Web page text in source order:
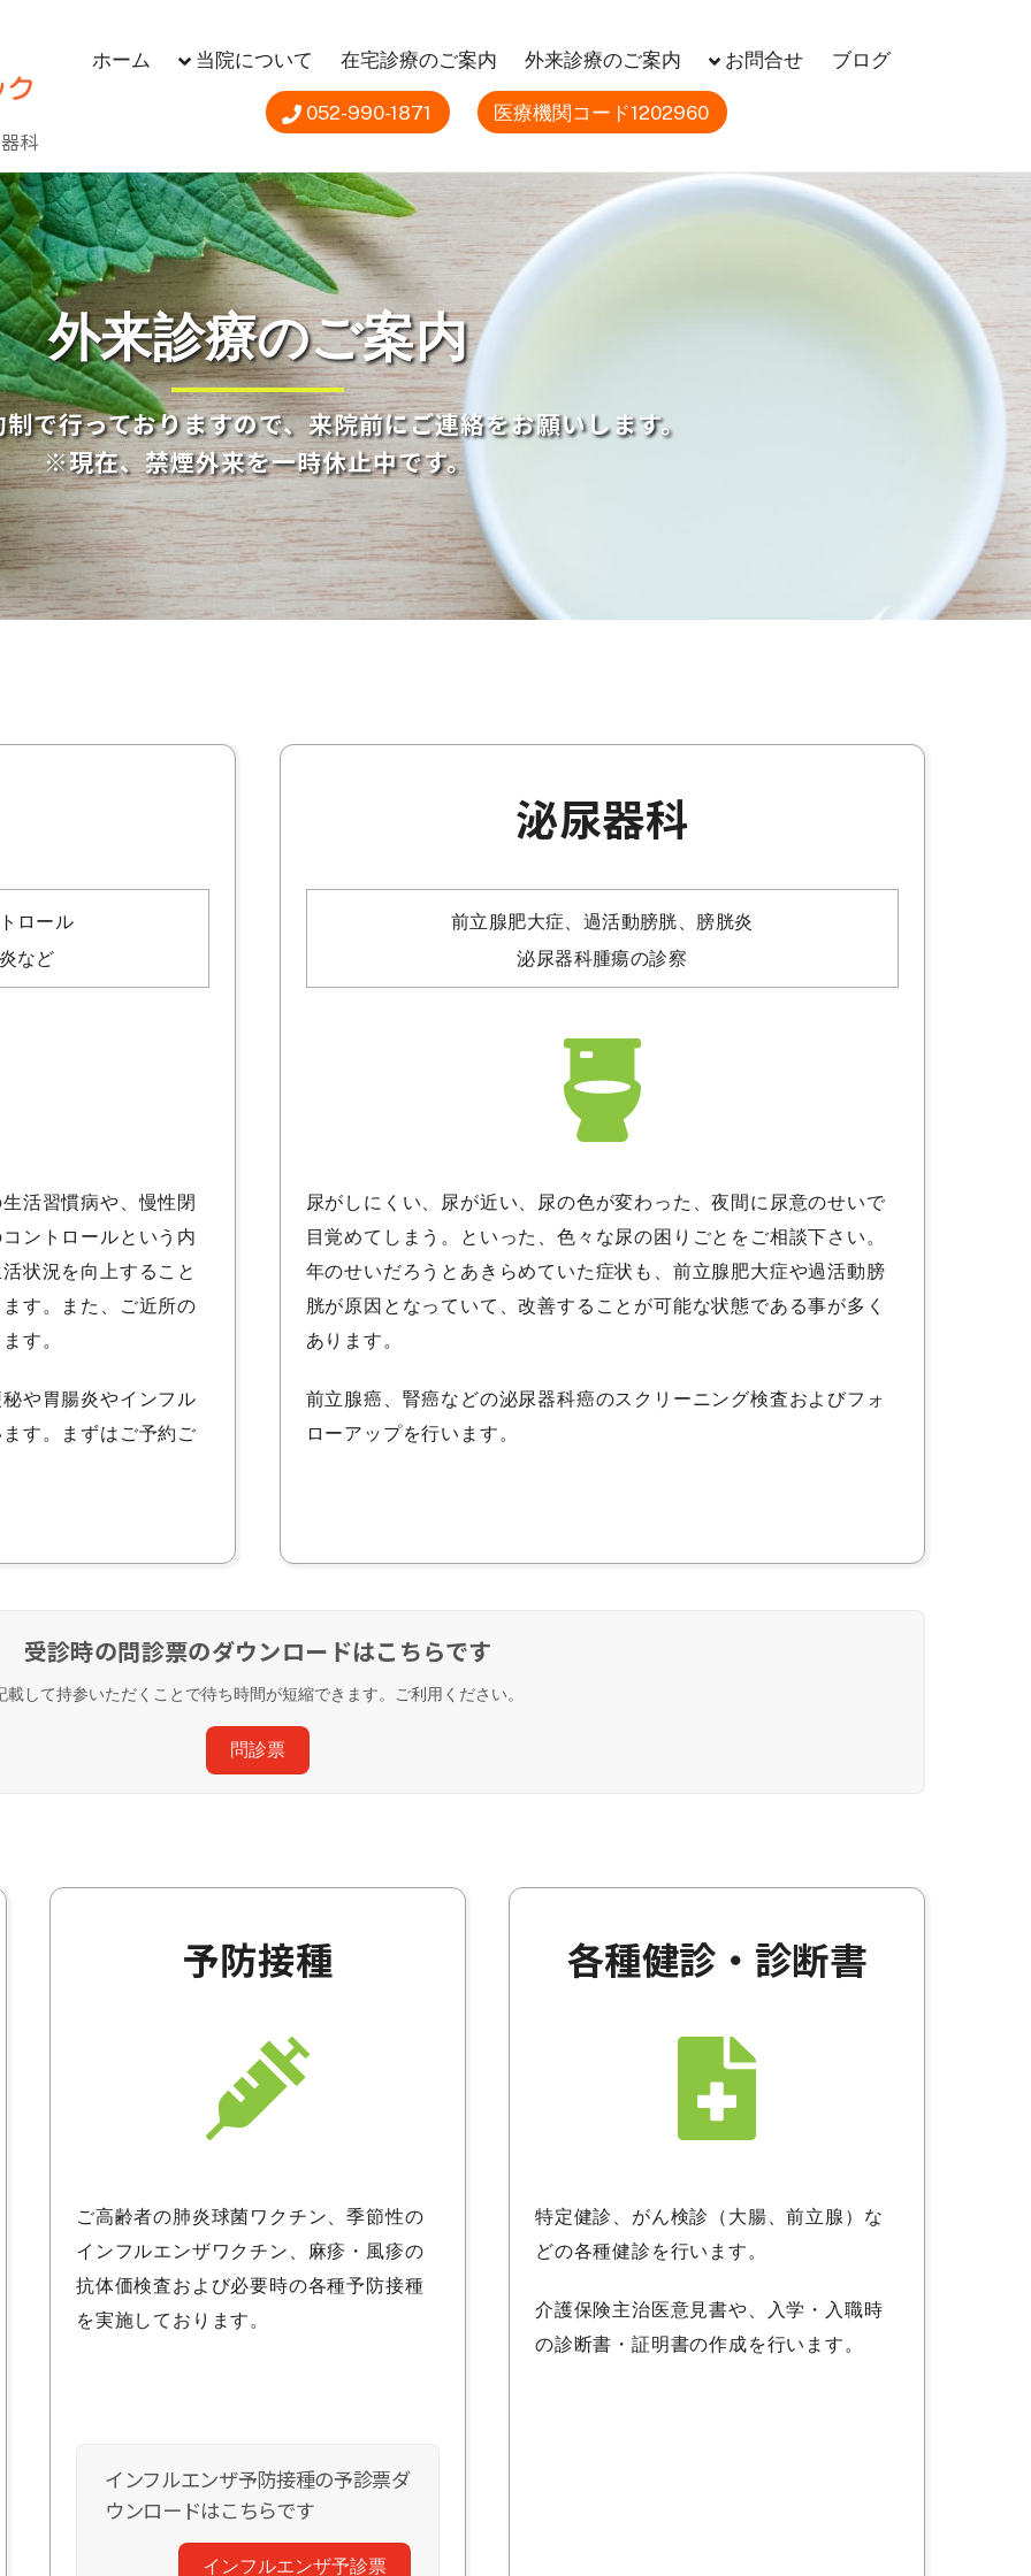
科
ホーム 当院について 在宅診療のご案内 外来診療のご案内 お問合せ ブログ
052-990-1871 医療機関コード1202960
外来診療のご案内
で行っておりますので、来院前にご連絡をお願いします。
※現在、禁煙外来を一時休止中です。
ロール
など
活習慣病や、慢性閉
ントロールという内
状況を向上すること
す。また、ご近所の
す。
や胃腸炎やインフル
す。まずはご予約ご
泌尿器科
前立腺肥大症、過活動膀胱、膀胱炎
泌尿器科腫瘍の診察
尿がしにくい、尿が近い、尿の色が変わった、夜間に尿意のせいで
目覚めてしまう。といった、色々な尿の困りごとをご相談下さい。
年のせいだろうとあきらめていた症状も、前立腺肥大症や過活動膀
胱が原因となっていて、改善することが可能な状態である事が多く
あります。
前立腺癌、腎癌などの泌尿器科癌のスクリーニング検査およびフォ
ローアップを行います。
受診時の問診票のダウンロードはこちらです
載して持参いただくことで待ち時間が短縮できます。ご利用ください。
問診票
予防接種
ご高齢者の肺炎球菌ワクチン、季節性の
インフルエンザワクチン、麻疹・風疹の
抗体価検査および必要時の各種予防接種
を実施しております。
インフルエンザ予防接種の予診票ダ
ウンロードはこちらです
インフルエンザ予診票
各種健診・診断書
特定健診、がん検診（大腸、前立腺）な
どの各種健診を行います。
介護保険主治医意見書や、入学・入職時
の診断書・証明書の作成を行います。